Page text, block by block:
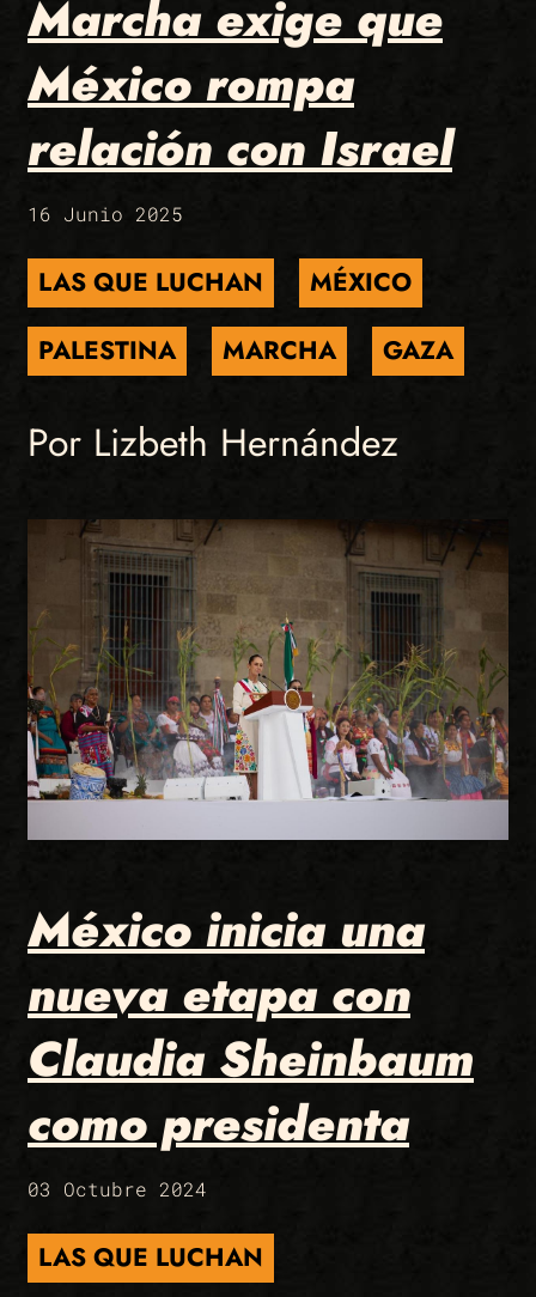
Marcha exige que
México rompa
relación con Israel
16 Junio 2025
LAS QUE LUCHAN
MÉXICO
PALESTINA
MARCHA GAZA
Por Lizbeth Hernández
México inicia una
nueva etapa con
Claudia Sheinbaum
como presidenta
03 Octubre 2024
LAS QUE LUCHAN